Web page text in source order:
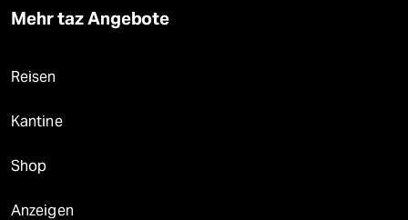
Mehr taz Angebote
Reisen
Kantine
Shop
Anzeigen